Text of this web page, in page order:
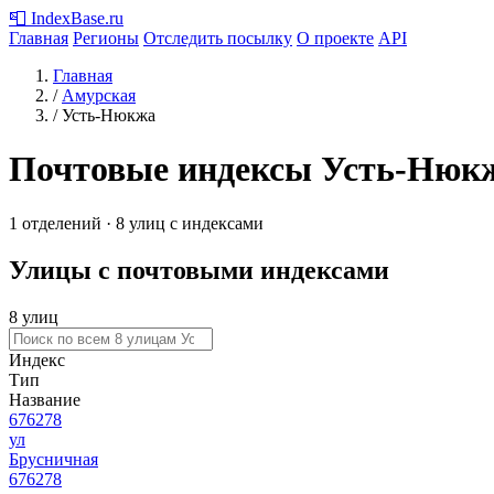
📮 IndexBase.ru
Главная Регионы Отследить посылку О проекте API
Главная
/ Амурская
/ Усть-Нюкжа
Почтовые индексы Усть-
1 отделений · 8 улиц с индексами
Улицы с почтовыми индексами
8 улиц
Индекс
Тип
Название
676278
ул
Брусничная
676278